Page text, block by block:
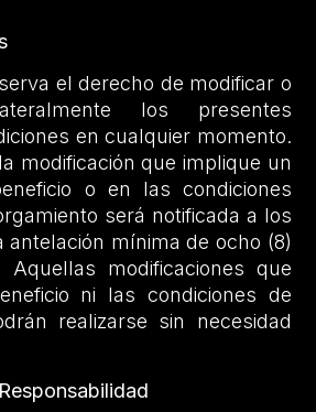
el derecho de modificar o
los presentes
en cualquier momento.
modificación que implique un
o en las condiciones
será notificada a los
antelación mínima de ocho (8)
Aquellas modificaciones que
ni las condiciones de
realizarse sin necesidad